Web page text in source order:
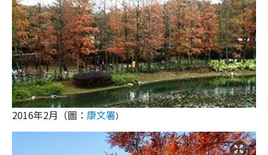
2016年2月（圖： 康文署）